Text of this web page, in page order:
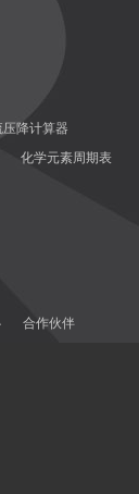
压降计算器
化学元素周期表
合作伙伴